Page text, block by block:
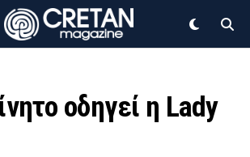
οδηγεί η Lady